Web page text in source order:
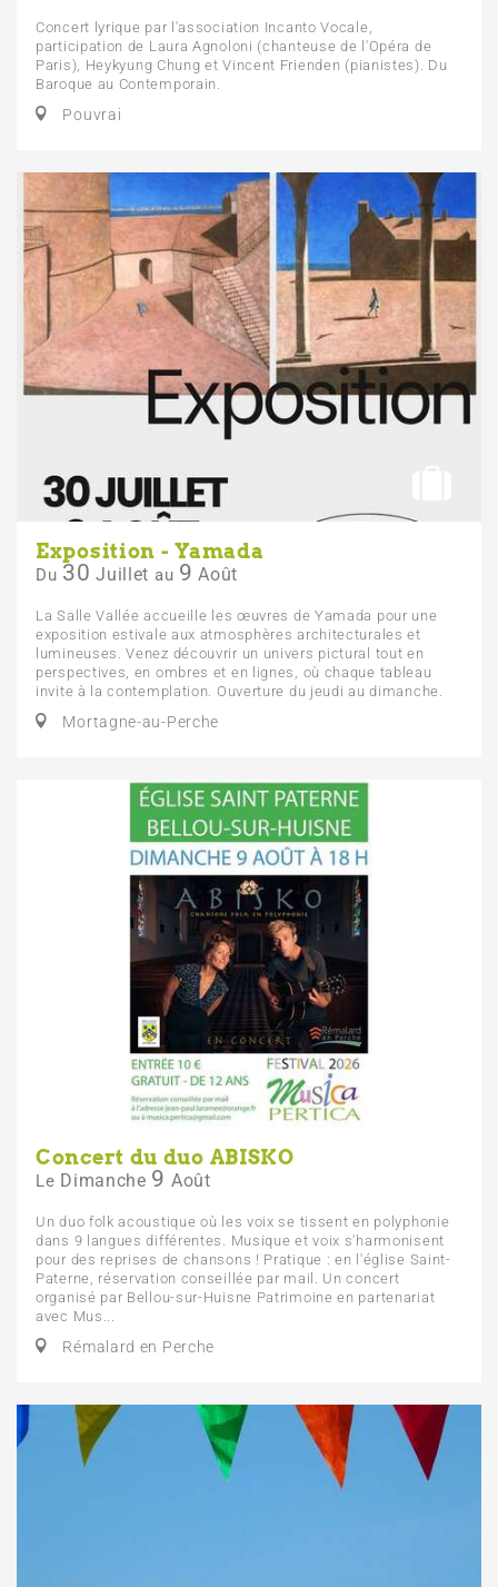
Concert lyrique par l'association Incanto Vocale,
participation de Laura Agnoloni (chanteuse de l'Opéra de
Paris), Heykyung Chung et Vincent Frienden (pianistes). Du
Baroque au Contemporain.
Pouvrai
Exposition - Yamada
Du 30 Juillet au 9 Août
La Salle Vallée accueille les œuvres de Yamada pour une
exposition estivale aux atmosphères architecturales et
lumineuses. Venez découvrir un univers pictural tout en
perspectives, en ombres et en lignes, où chaque tableau
invite à la contemplation. Ouverture du jeudi au dimanche.
Mortagne-au-Perche
Concert du duo ABISKO
Le Dimanche 9 Août
Un duo folk acoustique où les voix se tissent en polyphonie
dans 9 langues différentes. Musique et voix s'harmonisent
pour des reprises de chansons ! Pratique : en l'église Saint-
Paterne, réservation conseillée par mail. Un concert
organisé par Bellou-sur-Huisne Patrimoine en partenariat
avec Mus...
Rémalard en Perche